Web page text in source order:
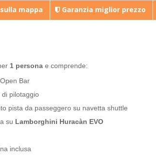
mappa Garanzia miglior prezzo
1 persona e comprende:
Bar
di pilotaggio
pista da passeggero su navetta shuttle
su Lamborghini Huracàn EVO
inclusa